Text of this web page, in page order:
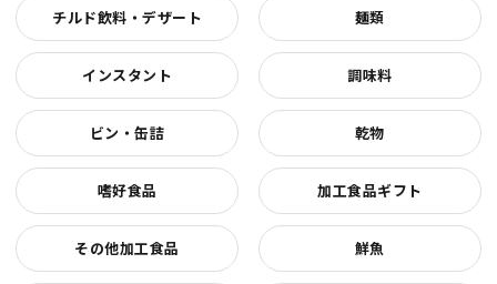
チルド飲料・デザート 麺類
インスタント 調味料
ビン・缶詰 乾物
嗜好食品 加工食品ギフト
その他加工食品 鮮魚